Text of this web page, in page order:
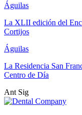
Águilas
La XLII edición del
Cortijos
Águilas
La Residencia San
Centro de Día
Ant Sig